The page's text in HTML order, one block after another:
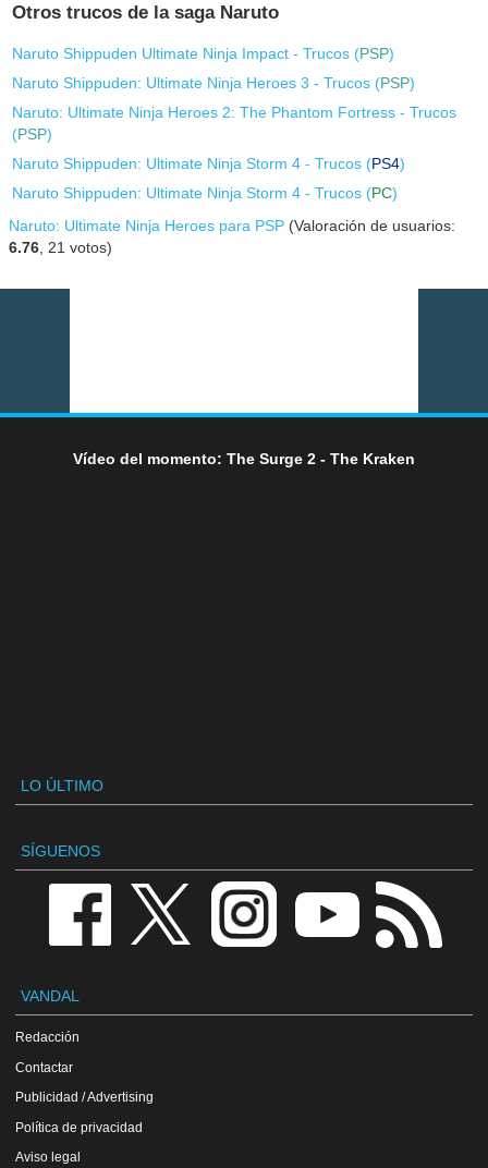
Otros trucos de la saga Naruto
Naruto Shippuden Ultimate Ninja Impact - Trucos (PSP)
Naruto Shippuden: Ultimate Ninja Heroes 3 - Trucos (PSP)
Naruto: Ultimate Ninja Heroes 2: The Phantom Fortress - Trucos
(PSP)
Naruto Shippuden: Ultimate Ninja Storm 4 - Trucos (PS4)
Naruto Shippuden: Ultimate Ninja Storm 4 - Trucos (PC)
Naruto: Ultimate Ninja Heroes para PSP (Valoración de usuarios:
6.76 21 votos)
Vídeo del momento: The Surge 2 - The Kraken
LO ÚLTIMO
SÍGUENOS
VANDAL
Redacción
Contactar
Publicidad / Advertising
Política de privacidad
Aviso legal